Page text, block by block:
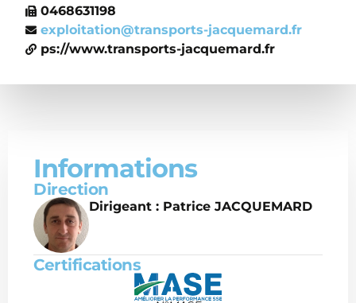
0468631198
exploitation@transports-jacquemard.fr
ps://www.transports-jacquemard.fr
Informations
Direction
Dirigeant : Patrice JACQUEMARD
Certifications